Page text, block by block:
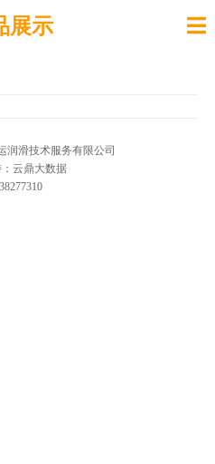
展示
润滑技术服务有限公司
云鼎大数据